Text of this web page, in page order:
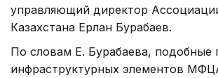
управляющий директор
Казахстана Ерлан Бурабаев.
По словам Е. Бурабаева, подобные
инфраструктурных элементов